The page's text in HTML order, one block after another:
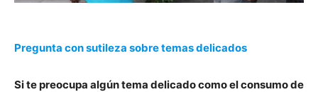
Pregunta con sutileza sobre temas delicados
Si te preocupa algún tema delicado como el consumo de